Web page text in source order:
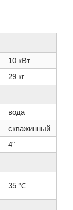
10 кВт
29 кг
вода
скважинный
4"
35 ℃